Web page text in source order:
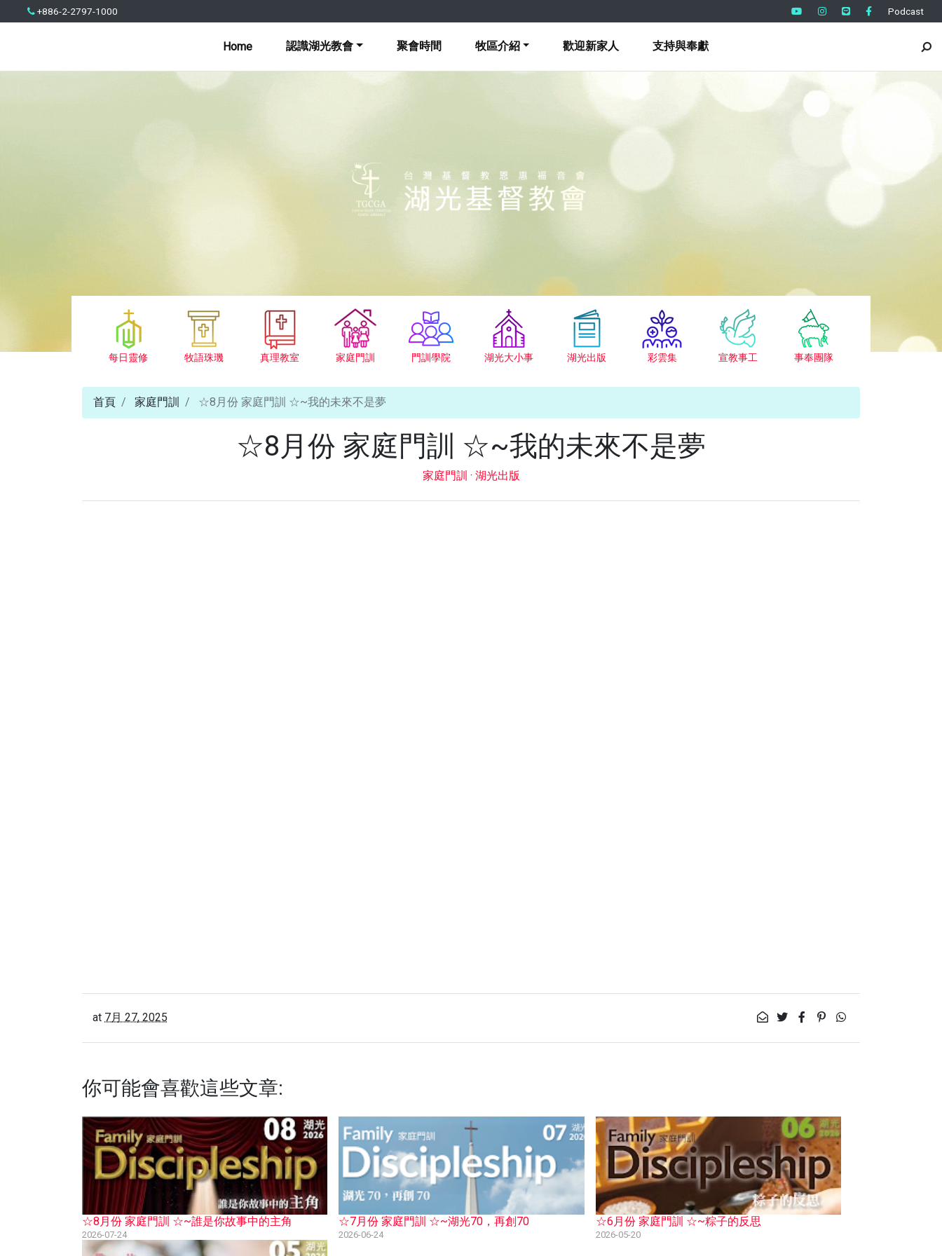
+886-2-2797-1000 Podcast
Home 認識湖光教會 聚會時間 牧區介紹 歡迎新家人 支持與奉獻
每日靈修 牧語珠璣 真理教室 家庭門訓 門訓學院 湖光大小事 湖光出版 彩雲集 宣教事工 事奉團隊
首頁 家庭門訓 ☆8月份 家庭門訓 ☆~我的未來不是夢
☆8月份 家庭門訓 ☆~我的未來不是夢
家庭門訓 · 湖光出版
at 7月 27, 2025
你可能會喜歡這些文章:
☆8月份 家庭門訓 ☆~誰是你故事中的主角
2026-07-24
☆7月份 家庭門訓 ☆~湖光70，再創70
2026-06-24
☆6月份 家庭門訓 ☆~粽子的反思
2026-05-20